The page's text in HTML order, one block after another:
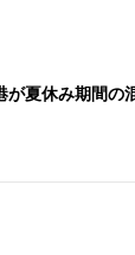
夏休み期間の